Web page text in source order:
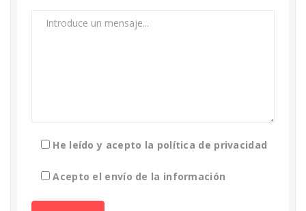
He leído y acepto la política de privacidad
Acepto el envío de la información